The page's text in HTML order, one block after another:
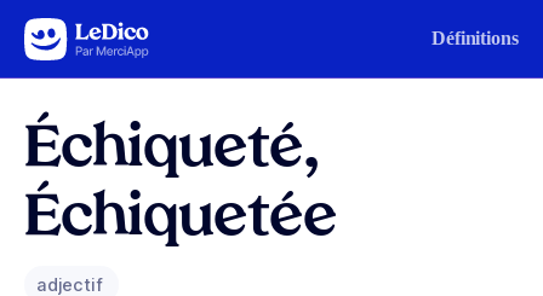
Aller au contenu Définitions
Échiqueté,
Échiquetée
adjectif